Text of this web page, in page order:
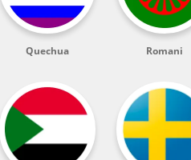
Quechua Romani